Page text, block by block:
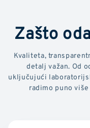
Zašto
Kvaliteta,
detalj važan. Od
uključujući
radimo puno